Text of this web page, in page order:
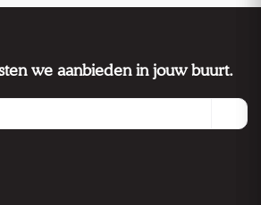
we aanbieden in jouw buurt.